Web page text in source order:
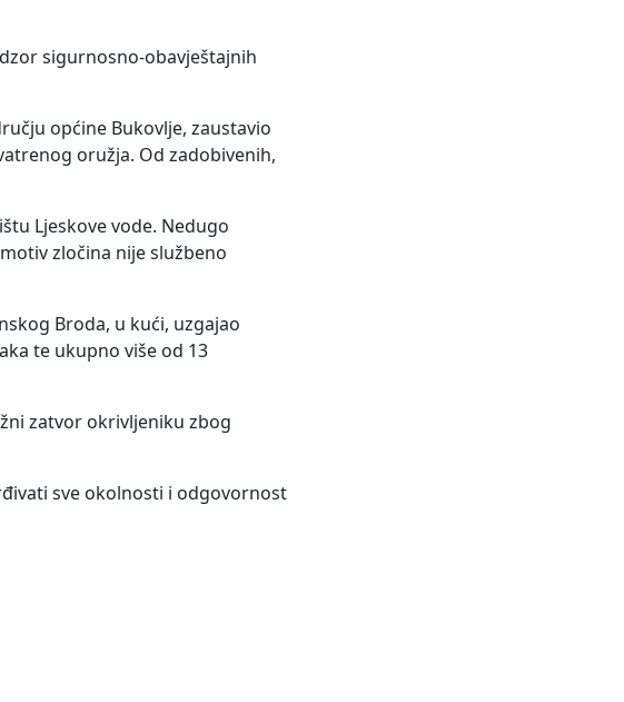
sigurnosno-obavještajnih
općine Bukovlje, zaustavio
oružja. Od zadobivenih,
Ljeskove vode. Nedugo
zločina nije službeno
Broda, u kući, uzgajao
te ukupno više od 13
zatvor okrivljeniku zbog
sve okolnosti i odgovornost